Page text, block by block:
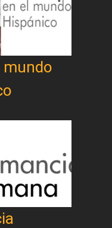
mundo